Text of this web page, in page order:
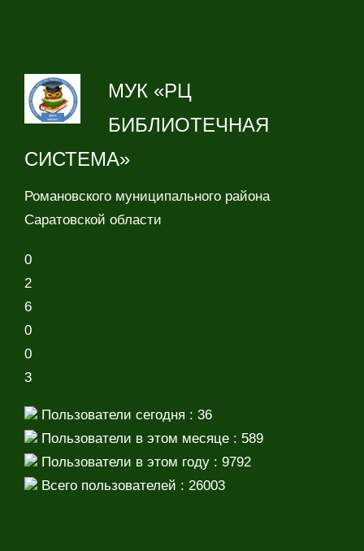
МУК «РЦ
БИБЛИОТЕЧНАЯ
СИСТЕМА»
Романовского муниципального района
Саратовской области
0
2
6
0
0
3
Пользователи сегодня : 36
Пользователи в этом месяце : 589
Пользователи в этом году : 9792
Всего пользователей : 26003